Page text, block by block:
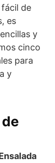
de
es
y
cinco
para
y